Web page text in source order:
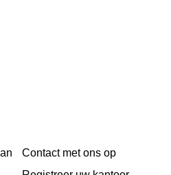
Contact met ons op